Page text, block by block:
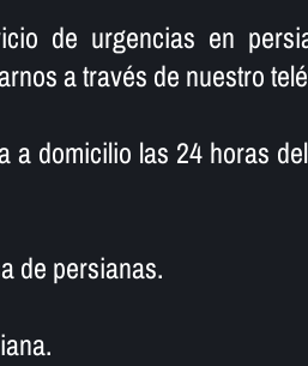
de urgencias en
a través de nuestro
a domicilio las 24 horas
de persianas.